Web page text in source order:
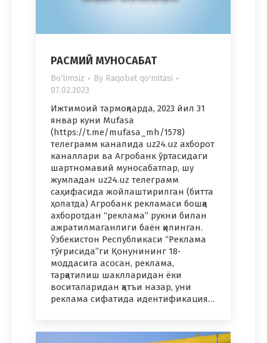
РАСМИЙ МУНОСАБАТ
Bo'limsiz By Raqobat qo'mitasi
07.02.2023
Ижтимоий тармоқларда, 2023 йил 31
январ куни Mufasa
(https://t.me/mufasa_mh/1578)
телеграмм каналида uz24.uz ахборот
каналлари ва Агробанк ўртасидаги
шартномавий муносабатлар, шу
жумладан uz24.uz телеграмм
саҳифасида жойлаштирилган (битта
ҳолатда) Агробанк рекламаси бошқа
ахборотдан “реклама” рукни билан
ажратилмаганлиги баён қилинган.
Ўзбекистон Республикаси “Реклама
тўғрисида”ги Қонунининг 18-
моддасига асосан, реклама,
тарқатилиш шаклларидан ёки
воситаларидан қатъи назар, уни
реклама сифатида идентификация…